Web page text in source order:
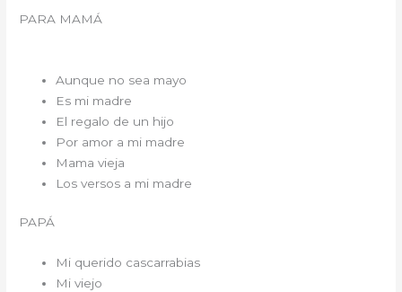
PARA MAMÁ
Aunque no sea mayo
Es mi madre
El regalo de un hijo
Por amor a mi madre
Mama vieja
Los versos a mi madre
PAPÁ
Mi querido cascarrabias
Mi viejo